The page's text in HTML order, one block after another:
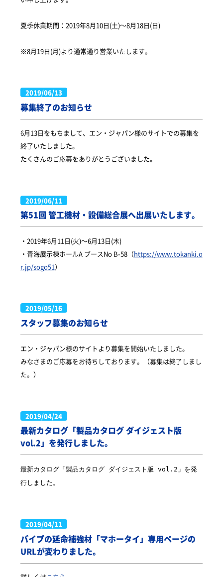
夏季休業期間：2019年8月10日(土)～8月18日(日)
※8月19日(月)より通常通り営業いたします。
2019/06/13
募集終了のお知らせ
6月13日をもちまして、エン・ジャパン様のサイトでの募集を
終了いたしました。
たくさんのご応募をありがとうございました。
2019/06/11
第51回 管工機材・設備総合展へ出展いたします。
・2019年6月11日(火)～6月13日(木)
・青海展示棟ホールA ブースNo B-58（https://www.tokanki.o
r.jp/sogo51）
2019/05/16
スタッフ募集のお知らせ
エン・ジャパン様のサイトより募集を開始いたしました。
みなさまのご応募をお待ちしております。（募集は終了しまし
た。）
2019/04/24
最新カタログ「製品カタログ ダイジェスト版
vol.2」を発行しました。
最新カタログ「製品カタログ ダイジェスト版 vol.2」を発
行しました。
2019/04/11
パイプの延命補強材「マホータイ」専用ページの
URLが変わりました。